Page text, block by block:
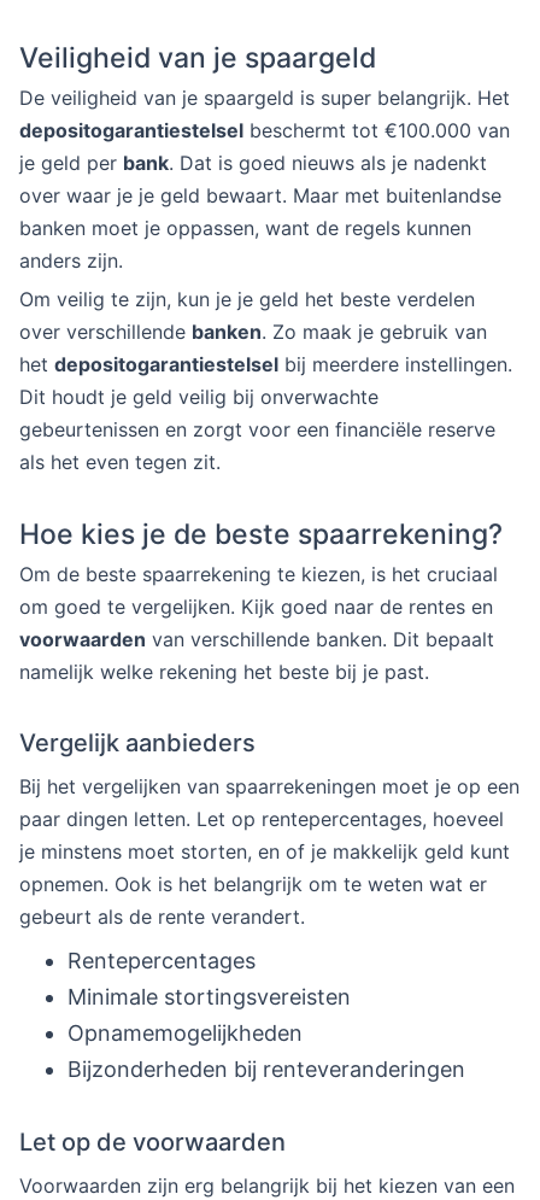
Veiligheid van je spaargeld
De veiligheid van je spaargeld is super belangrijk. Het
depositogarantiestelsel beschermt tot €100.000 van
je geld per bank. Dat is goed nieuws als je nadenkt
over waar je je geld bewaart. Maar met buitenlandse
banken moet je oppassen, want de regels kunnen
anders zijn.
Om veilig te zijn, kun je je geld het beste verdelen
over verschillende banken. Zo maak je gebruik van
het depositogarantiestelsel bij meerdere instellingen.
Dit houdt je geld veilig bij onverwachte
gebeurtenissen en zorgt voor een financiële reserve
als het even tegen zit.
Hoe kies je de beste spaarrekening?
Om de beste spaarrekening te kiezen, is het cruciaal
om goed te vergelijken. Kijk goed naar de rentes en
voorwaarden van verschillende banken. Dit bepaalt
namelijk welke rekening het beste bij je past.
Vergelijk aanbieders
Bij het vergelijken van spaarrekeningen moet je op een
paar dingen letten. Let op rentepercentages, hoeveel
je minstens moet storten, en of je makkelijk geld kunt
opnemen. Ook is het belangrijk om te weten wat er
gebeurt als de rente verandert.
Rentepercentages
Minimale stortingsvereisten
Opnamemogelijkheden
Bijzonderheden bij renteveranderingen
Let op de voorwaarden
Voorwaarden zijn erg belangrijk bij het kiezen van een